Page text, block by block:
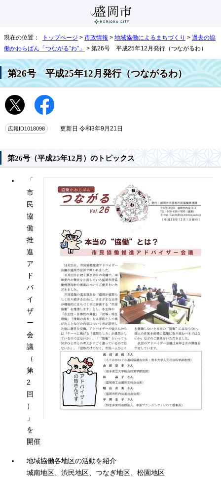
現在の位置： トップページ > 市政情報 > 地域協働によるまちづくり > 過去の協
働かわらばん「つながる”わ”」
> 第26号 平成25年12月発行（つながるわ）
第26号 平成25年12月発行（つながるわ）
広報ID1018098 更新日 令和3年9月21日
第26号（平成25年12月）のトピックス
「
市
民
協
働
推
進
ア
ド
バ
イ
ザ
ー
会
議
（
第
2
回
）
」
を
開催
地域協働各地区の活動を紹介
城南地区、渋民地区、つなぎ地区、松園地区